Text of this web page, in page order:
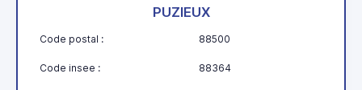
PUZIEUX
Code postal : 88500
Code insee : 88364